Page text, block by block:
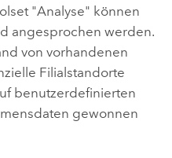
"Analyse" können
angesprochen werden.
von vorhandenen
Filialstandorte
benutzerdefinierten
gewonnen